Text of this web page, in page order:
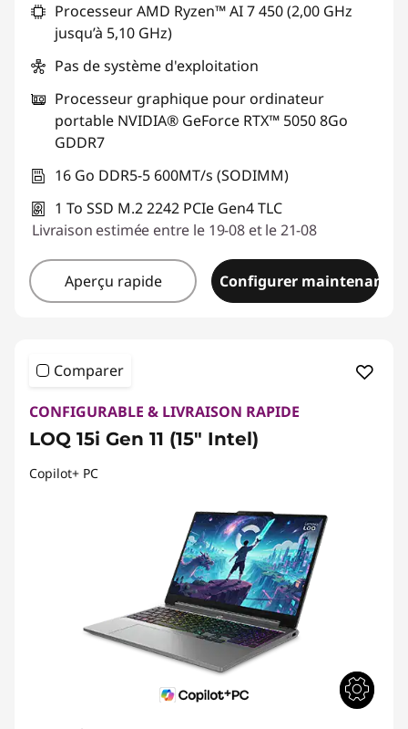
Code de réduction :GAMING-DEAL
Processeur AMD Ryzen™ AI 7 450 (2,00 GHz
jusqu’à 5,10 GHz)
Pas de système d'exploitation
Processeur graphique pour ordinateur
portable NVIDIA® GeForce RTX™ 5050 8Go
GDDR7
16 Go DDR5-5 600MT/s (SODIMM)
1 To SSD M.2 2242 PCIe Gen4 TLC
Livraison estimée entre le 19-08 et le 21-08
Aperçu rapide Configurer maintenant
Comparer
CONFIGURABLE & LIVRAISON RAPIDE
LOQ 15i Gen 11 (15" Intel)
Copilot+ PC